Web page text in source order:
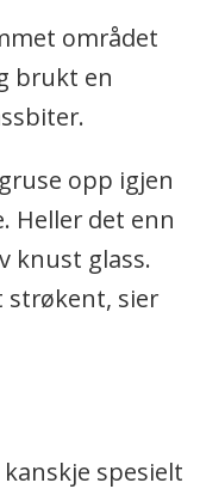
området
brukt en
opp igjen
Heller det enn
knust glass.
strøkent, sier
spesielt